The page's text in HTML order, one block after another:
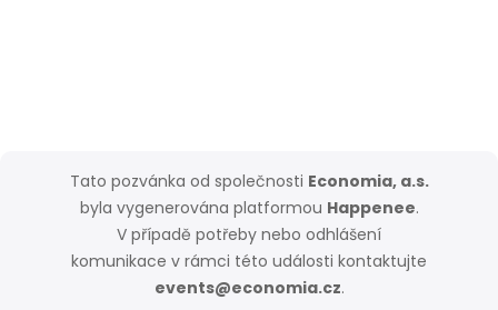
Tato pozvánka od společnosti Economia, a.s.
byla vygenerována platformou Happenee.
V případě potřeby nebo odhlášení
komunikace v rámci této události kontaktujte
events@economia.cz.